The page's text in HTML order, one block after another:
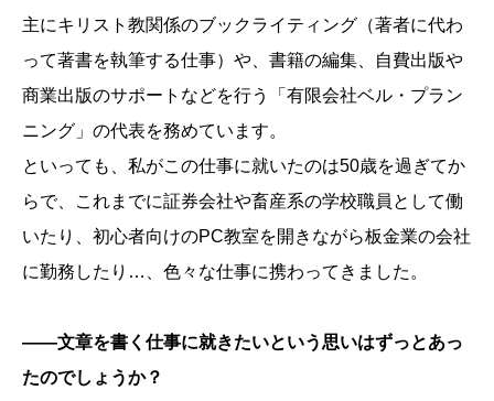
主にキリスト教関係のブックライティング（著者に代わ
って著書を執筆する仕事）や、書籍の編集、自費出版や
商業出版のサポートなどを行う「有限会社ベル・プラン
ニング」の代表を務めています。
といっても、私がこの仕事に就いたのは50歳を過ぎてか
らで、これまでに証券会社や畜産系の学校職員として働
いたり、初心者向けのPC教室を開きながら板金業の会社
に勤務したり…、色々な仕事に携わってきました。
――文章を書く仕事に就きたいという思いはずっとあっ
たのでしょうか？